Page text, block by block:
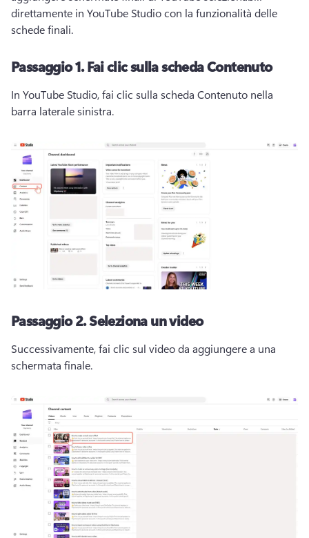
direttamente in YouTube Studio con la funzionalità delle
schede finali.
Passaggio 1.Fai clic sulla scheda Contenuto
In YouTube Studio, fai clic sulla scheda Contenuto nella
barra laterale sinistra.
Passaggio 2.Seleziona un video
Successivamente, fai clic sul video da aggiungere a una
schermata finale.